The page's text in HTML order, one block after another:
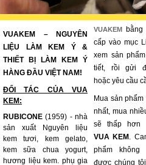
VUAKEM – NGUYÊN
LIỆU LÀM KEM Ý &
THIẾT BỊ LÀM KEM Ý
HÀNG ĐẦU VIỆT NAM!
ĐỐI TÁC CỦA VUA
KEM:
RUBICONE (1959) - nhà
sản xuất Nguyên liệu
kem tươi, kem gelato,
kem sữa chua yogurt,
hương liệu kem. phụ gia
VUAKEM bằng
cấp vào mục
xem sản
tiết, rồi gửi
hoặc yêu cầu
Mua sản
nhất, mua
sẽ thấp hơn
VUA KEM .
phẩm không
được chúng